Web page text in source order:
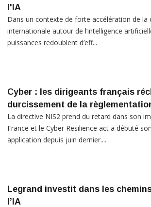
l'IA
Dans un contexte de forte accélération de la
internationale autour de l’intelligence
puissances redoublent d’eff...
Cyber : les dirigeants français
durcissement de la
La directive NIS2 prend du retard dans son
France et le Cyber Resilience act a débuté
application depuis juin dernier....
Legrand investit dans les
l’IA